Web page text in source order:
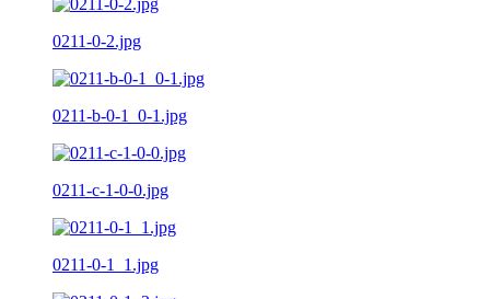
0211-0-2.jpg
0211-b-0-1_0-1.jpg
0211-c-1-0-0.jpg
0211-0-1_1.jpg